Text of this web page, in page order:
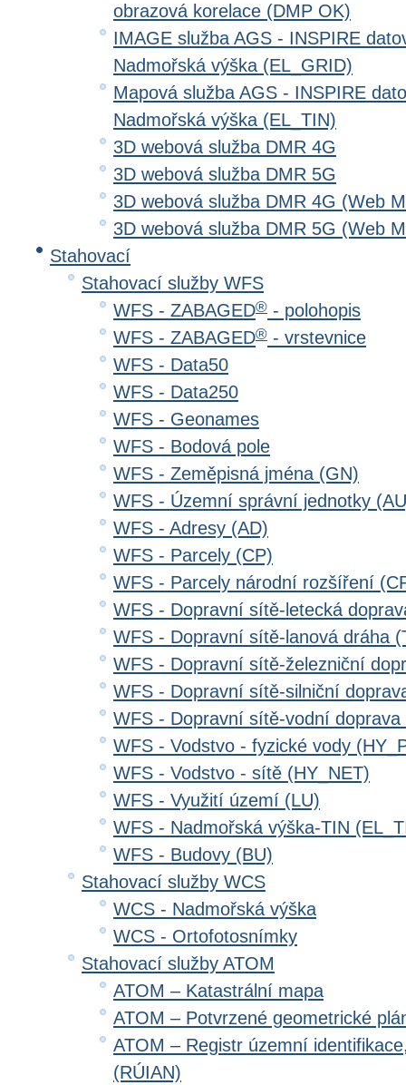
obrazová korelace (DMP OK)
IMAGE služba AGS - INSPIRE
Nadmořská výška (EL_GRID)
Mapová služba AGS - INSPIRE
Nadmořská výška (EL_TIN)
3D webová služba DMR 4G
3D webová služba DMR 5G
3D webová služba DMR 4G (Web
3D webová služba DMR 5G (Web
Stahovací
Stahovací služby WFS
WFS - ZABAGED® - polohopis
WFS - ZABAGED® - vrstevnice
WFS - Data50
WFS - Data250
WFS - Geonames
WFS - Bodová pole
WFS - Zeměpisná jména (GN)
WFS - Územní správní jednotky
WFS - Adresy (AD)
WFS - Parcely (CP)
WFS - Parcely národní rozšíření
WFS - Dopravní sítě-letecká
WFS - Dopravní sítě-lanová dráha
WFS - Dopravní sítě-železniční
WFS - Dopravní sítě-silniční
WFS - Dopravní sítě-vodní doprava
WFS - Vodstvo - fyzické vody
WFS - Vodstvo - sítě (HY_NET)
WFS - Využití území (LU)
WFS - Nadmořská výška-TIN
WFS - Budovy (BU)
Stahovací služby WCS
WCS - Nadmořská výška
WCS - Ortofotosnímky
Stahovací služby ATOM
ATOM – Katastrální mapa
ATOM – Potvrzené geometrické
ATOM – Registr územní
(RÚIAN)